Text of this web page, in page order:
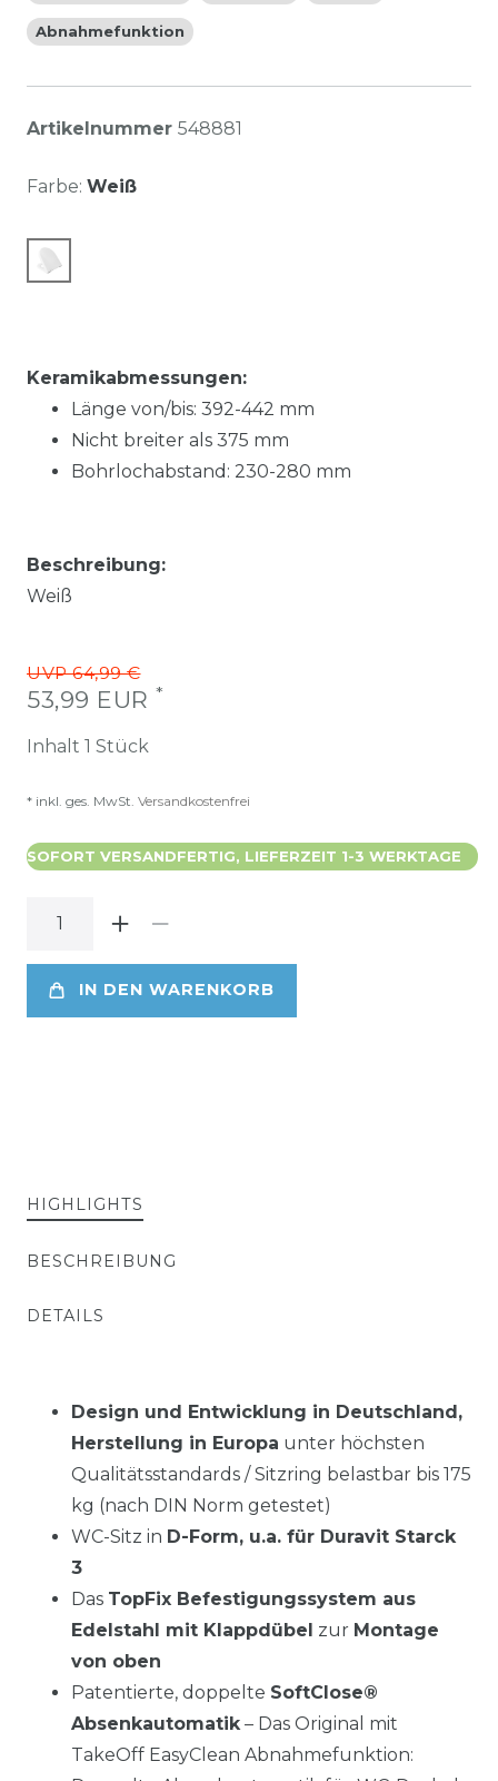
Abnahmefunktion
Artikelnummer 548881
Farbe: Weiß
Keramikabmessungen:
Länge von/bis: 392-442 mm
Nicht breiter als 375 mm
Bohrlochabstand: 230-280 mm
Beschreibung:
Weiß
UVP 64,99 €
53,99 EUR *
Inhalt 1 Stück
* inkl. ges. MwSt. Versandkostenfrei
SOFORT VERSANDFERTIG, LIEFERZEIT 1-3 WERKTAGE
IN DEN WARENKORB
HIGHLIGHTS
BESCHREIBUNG
DETAILS
Design und Entwicklung in Deutschland,
Herstellung in Europa unter höchsten
Qualitätsstandards / Sitzring belastbar bis 175
kg (nach DIN Norm getestet)
WC-Sitz in D-Form, u.a. für Duravit Starck
3
Das TopFix Befestigungssystem aus
Edelstahl mit Klappdübel zur Montage
von oben
Patentierte, doppelte SoftClose®
Absenkautomatik– Das Original mit
TakeOff EasyClean Abnahmefunktion: